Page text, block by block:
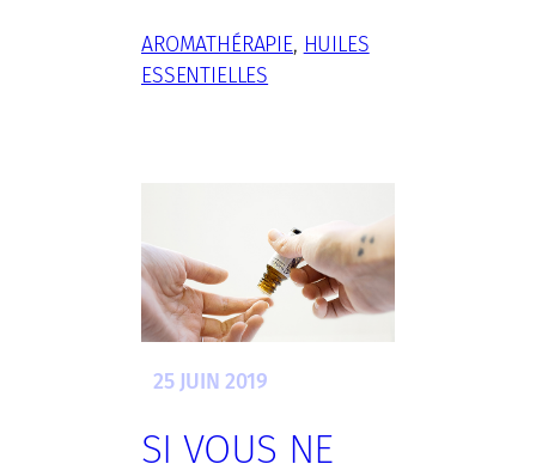
AROMATHÉRAPIE, HUILES
ESSENTIELLES
25 JUIN 2019
SI VOUS NE